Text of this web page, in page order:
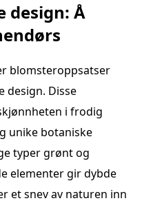
design: Å
blomsteroppsatser
design. Disse
i frodig
unike botaniske
typer grønt og
elementer gir dybde
et snev av naturen inn